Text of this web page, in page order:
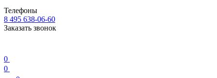
Телефоны
8 495 638-06-60
Заказать звонок
0
0